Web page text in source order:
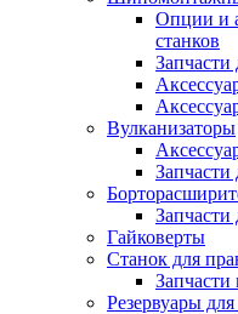
Опции и
станков
Вулканизаторы
Запчасти
Запчасти
Гайковерты
Станок для
Запчасти
Резервуары